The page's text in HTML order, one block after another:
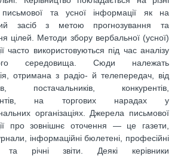
та усної інформації як на
засіб з метою прогнозування та
цілей. Методи збору вербальної (усної)
часто використовуються під час аналізу
середовища. Сюди належать
отримана з радіо- й телепередач, від
постачальників, конкурентів,
на торгових нарадах у
організаціях. Джерела письмової
про зовнішнє оточення — це газети,
інформаційні бюлетені, професійні
та річні звіти. Деякі керівники